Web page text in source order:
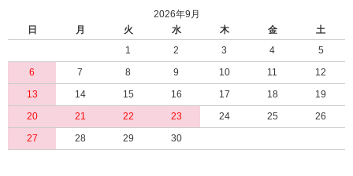
2026年9月
日
月 火 水 木 金
土
1
2 3 4
5
6
7 8 9 10 11
12
13
14 15 16 17 18
19
20
21 22 23 24 25
26
27
28 29 30